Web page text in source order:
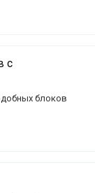
с
блоков